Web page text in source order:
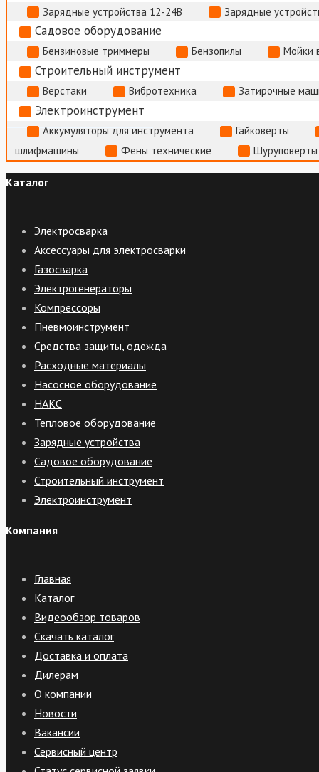
Зарядные устройства 12-24В Зарядные
Садовое оборудование
Бензиновые триммеры Бензопилы Мойки
Строительный инструмент
Верстаки Вибротехника Затирочные
Электроинструмент
Аккумуляторы для инструмента
Гайковерты
шлифмашины
Фены технические
Каталог
Электросварка
Аксессуары для электросварки
Газосварка
Электрогенераторы
Компрессоры
Пневмоинструмент
Средства защиты, одежда
Расходные материалы
Насосное оборудование
НАКС
Тепловое оборудование
Зарядные устройства
Садовое оборудование
Строительный инструмент
Электроинструмент
Компания
Главная
Каталог
Видеообзор товаров
Скачать каталог
Доставка и оплата
Дилерам
О компании
Новости
Вакансии
Сервисный центр